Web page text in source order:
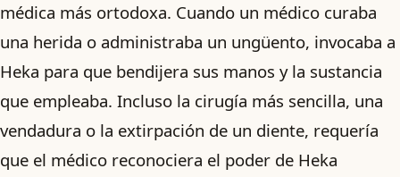
médica más ortodoxa. Cuando un médico curaba
una herida o administraba un ungüento, invocaba a
Heka para que bendijera sus manos y la sustancia
que empleaba. Incluso la cirugía más sencilla, una
vendadura o la extirpación de un diente, requería
que el médico reconociera el poder de Heka